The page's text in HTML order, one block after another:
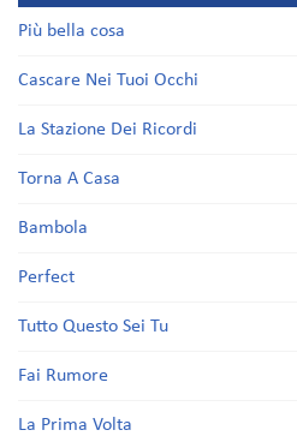
Più bella cosa
Cascare Nei Tuoi Occhi
La Stazione Dei Ricordi
Torna A Casa
Bambola
Perfect
Tutto Questo Sei Tu
Fai Rumore
La Prima Volta